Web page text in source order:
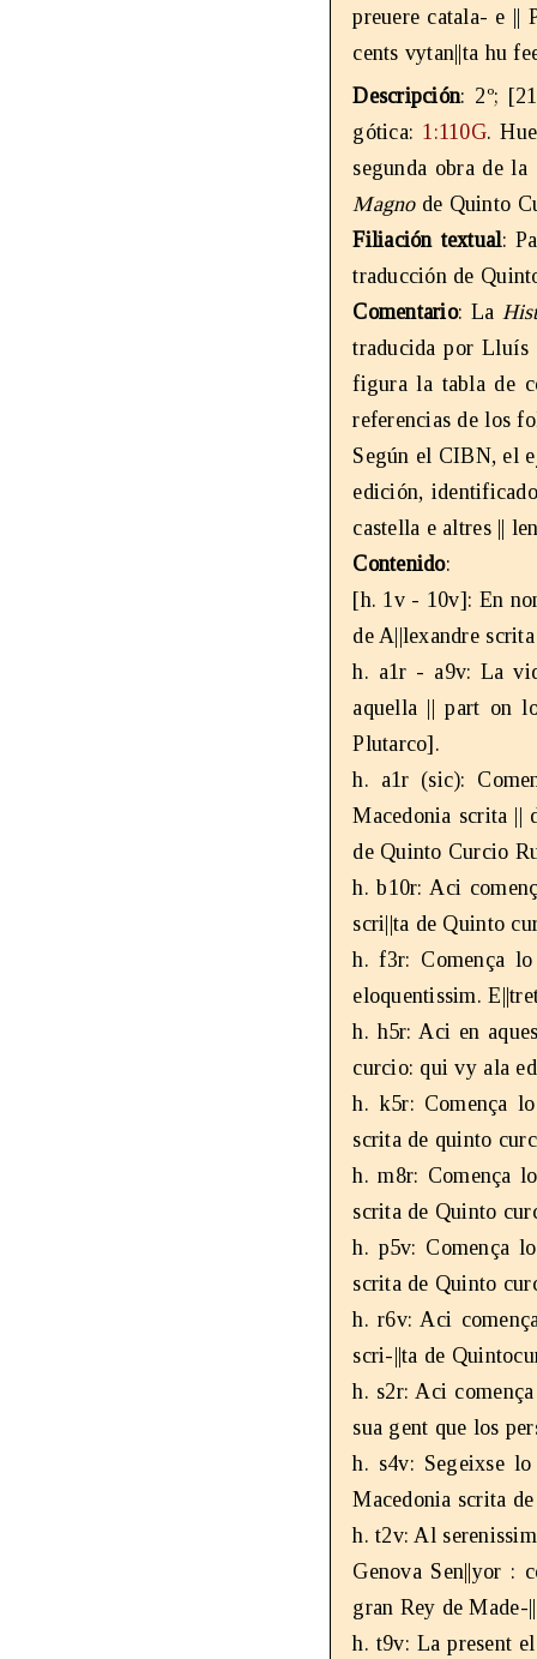
preuere catala- e ||
cents vytan||ta hu
Descripción: 2º;
gótica: 1:110G.
segunda obra de
Magnode Quinto
Filiación textual:
traducción de
Comentario: La
traducida por Lluís
figura la tabla de
referencias de los
Según el CIBN, el
edición,
castella e altres ||
Contenido:
[h. 1v - 10v]: En
de A||lexandre
h. a1r - a9v: La
aquella || part on
Plutarco].
h. a1r (sic):
Macedonia scrita
de Quinto Curcio
h. b10r: Aci
scri||ta de Quinto
h. f3r: Comença
eloquentissim.
h. h5r: Aci en
curcio: qui vy ala
h. k5r: Comença
scrita de quinto
h. m8r: Comença
scrita de Quinto
h. p5v: Comença
scrita de Quinto
h. r6v: Aci
scri-||ta de
h. s2r: Aci
sua gent que los
h. s4v: Segeixse
Macedonia scrita
h. t2v: Al
Genova Sen||yor :
gran Rey de Made-
h. t9v: La present